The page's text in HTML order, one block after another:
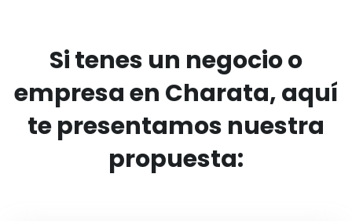
Si tenes un negocio o
empresa en Charata, aquí
te presentamos nuestra
propuesta: